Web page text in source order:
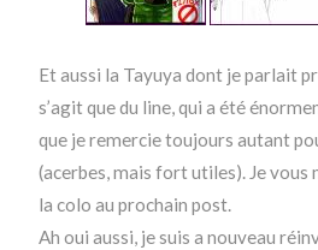
Et aussi la Tayuya dont je parlait
s’agit que du line, qui a été
que je remercie toujours autant
(acerbes, mais fort utiles). Je
la colo au prochain post.
Ah oui aussi, je suis a nouveau